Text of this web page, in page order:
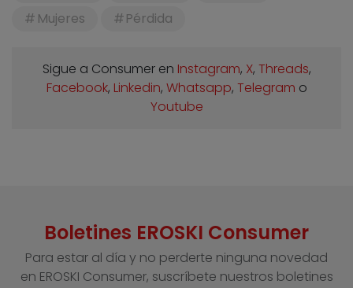
Mujeres
Pérdida
Sigue a Consumer en Instagram, X, Threads,
Facebook, Linkedin, Whatsapp, Telegram o
Youtube
Boletines EROSKI Consumer
Para estar al día y no perderte ninguna novedad
en EROSKI Consumer, suscríbete nuestros boletines